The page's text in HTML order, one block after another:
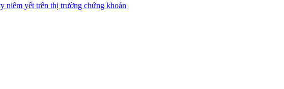
niêm yết trên thị trường chứng khoán